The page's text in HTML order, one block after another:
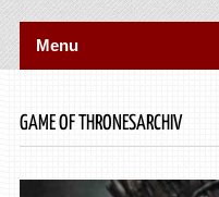
Menu
GAME OF THRONESARCHIV